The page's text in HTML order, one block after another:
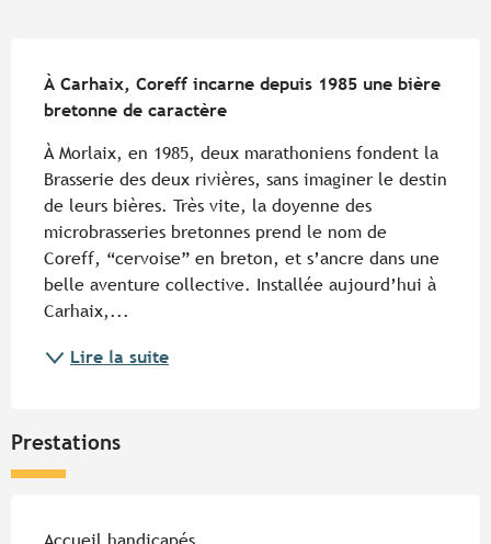
À Carhaix, Coreff incarne depuis 1985 une bière
bretonne de caractère
À Morlaix, en 1985, deux marathoniens fondent la
Brasserie des deux rivières, sans imaginer le destin
de leurs bières. Très vite, la doyenne des
microbrasseries bretonnes prend le nom de
Coreff, “cervoise” en breton, et s’ancre dans une
belle aventure collective. Installée aujourd’hui à
Carhaix,...
Lire la suite
Prestations